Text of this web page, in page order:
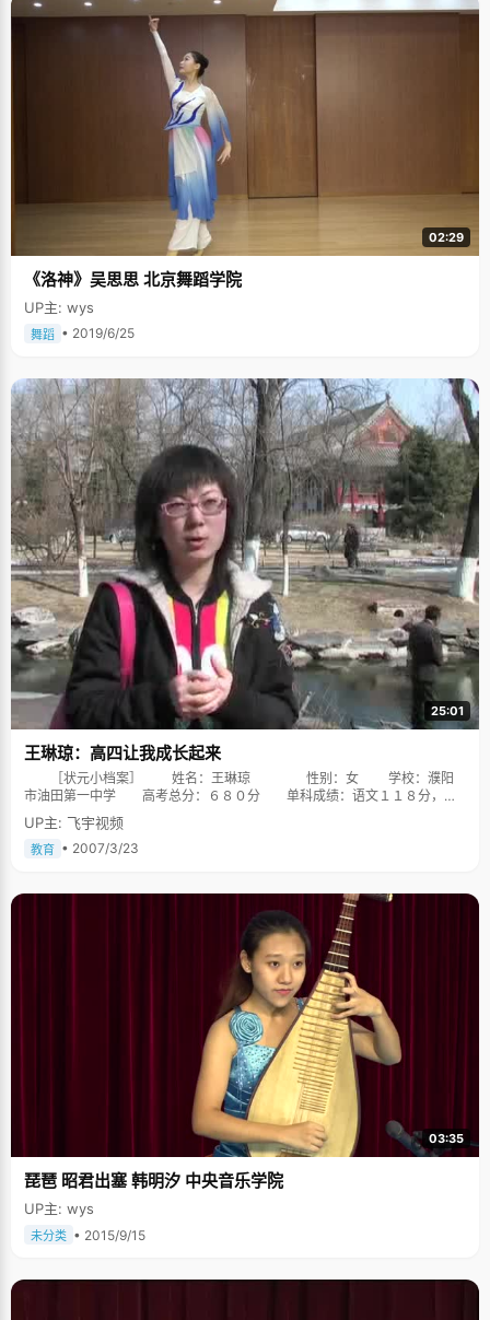
02:29
《洛神》吴思思 北京舞蹈学院
UP主: wys
舞蹈 • 2019/6/25
25:01
王琳琼：高四让我成长起来
［状元小档案］ 姓名：王琳琼 性别：女 学校：濮阳
市油田第一中学 高考总分：６８０分 单科成绩：语文１１８分，数
学１４５分，英语１３９分，文综２７８分 目标院校：北大国际政治系
取得好成绩在意料中 无奈之下，记者只好联系王琳琼的学校——濮
阳油田一中。听到自己的学生成为2006年河南省文科状元，班主任邵瑞雪显
师们的反复推敲，最终才将分数估到675分，并填报了北大志愿。 “孩子
真争气，取得这样的成绩，我真替她高兴。”邵瑞雪欣慰地说。 中等生成
了状元 数学老师陈红梅说，王琳琼去年8月份来到他们班复读时，当时成
绩并不拔尖，在班上属中上等水平，但很快发现她的学习底子很扎实，并且
心态比较好。一次比一次考试有进步。特别是春节过后，她的成绩基本上在
年级前三名，班级第一名。 “数学一考完，她告诉我提前50分钟就做完
了，最后考虑到大题怕有些步骤不完全，她估了144分。”陈红梅老师说，她
能考取河南省文科状元，不意外。 学习刻苦很少回家 王琳琼？她
啊，是学习特别专心致志的一个学生，可以说是老师和学生公认的最刻苦的
学生。采访中，王琳琼的几位任课老师不约而同地告诉记者。无论是周末，
还是节假日，她很少回家，数学老师陈红梅对“得意门生”这样评价。 学
习好，人品也好 王琳琼虽然成绩好，但她从来不摆架子，属于那种比较
沉稳大气，考得再好也不声张的学生。学习对她来说，好像是一件很轻松的
事儿，就像世界杯上德国对日本的比赛：“唱着歌就能把它打败！”王琳琼的
历史老师白兴荣对她赞不绝口。 在班里，同学们都爱和她相处，“人缘极
的！”白兴荣老师举了一个例子：今（2006）年学生普遍反映文综比较难，
的水平，太不容易！” “王琳琼是一个特别会学习的学生，善于和老师沟
通，经常来办公室找任课老师讨论。正是由于她有这样端正的学习态度，课
UP主: 飞宇视频
教育 • 2007/3/23
03:35
琵琶 昭君出塞 韩明汐 中央音乐学院
UP主: wys
未分类 • 2015/9/15